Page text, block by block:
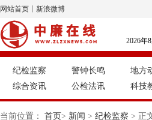
网站首页 新浪微博
2026年
纪检监察 警钟长鸣 地方
综合资讯
公检法讯 科技
当前位置： 首页> 新闻 > 纪检监察 > 正